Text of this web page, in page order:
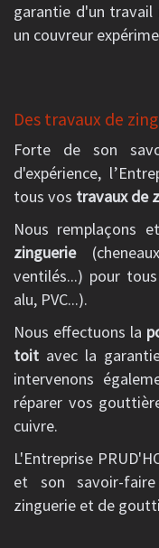
garantie d'un travail
un couvreur
Des travaux de
Forte de son
d'expérience,
tous vos travaux de
Nous remplaçons
zinguerie
ventilés...) pour
alu, PVC...).
Nous effectuons la
toit avec la
intervenons
réparer vos
cuivre.
L'Entreprise
et son savoir-
zinguerie et de